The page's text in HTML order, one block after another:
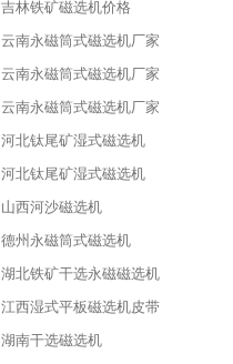
吉林铁矿磁选机价格
云南永磁筒式磁选机厂家
云南永磁筒式磁选机厂家
云南永磁筒式磁选机厂家
河北钛尾矿湿式磁选机
河北钛尾矿湿式磁选机
山西河沙磁选机
德州永磁筒式磁选机
湖北铁矿干选永磁磁选机
江西湿式平板磁选机皮带
湖南干选磁选机